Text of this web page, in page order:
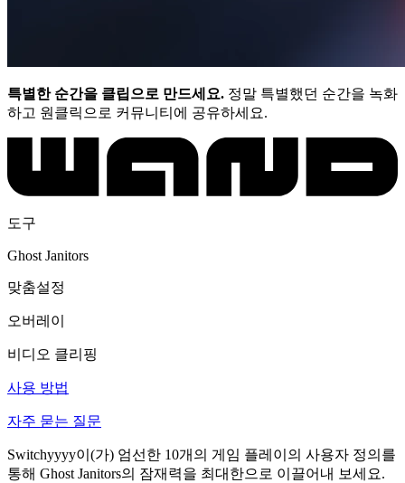
특별한 순간을 클립으로 만드세요. 정말 특별했던 순간을 녹화
하고 원클릭으로 커뮤니티에 공유하세요.
도구
Ghost Janitors
맞춤설정
오버레이
비디오 클리핑
사용 방법
자주 묻는 질문
Switchyyyy이(가) 엄선한 10개의 게임 플레이의 사용자 정의를
통해 Ghost Janitors의 잠재력을 최대한으로 이끌어내 보세요.